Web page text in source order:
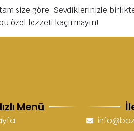
size göre. Sevdiklerinizle
özel lezzeti kaçırmayın!
Menü